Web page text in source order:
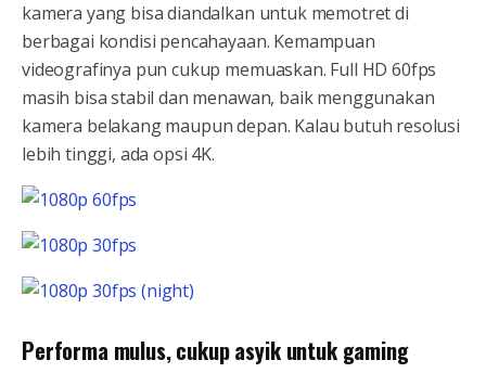
kamera yang bisa diandalkan untuk memotret di
berbagai kondisi pencahayaan. Kemampuan
videografinya pun cukup memuaskan. Full HD 60fps
masih bisa stabil dan menawan, baik menggunakan
kamera belakang maupun depan. Kalau butuh resolusi
lebih tinggi, ada opsi 4K.
Performa mulus, cukup asyik untuk gaming